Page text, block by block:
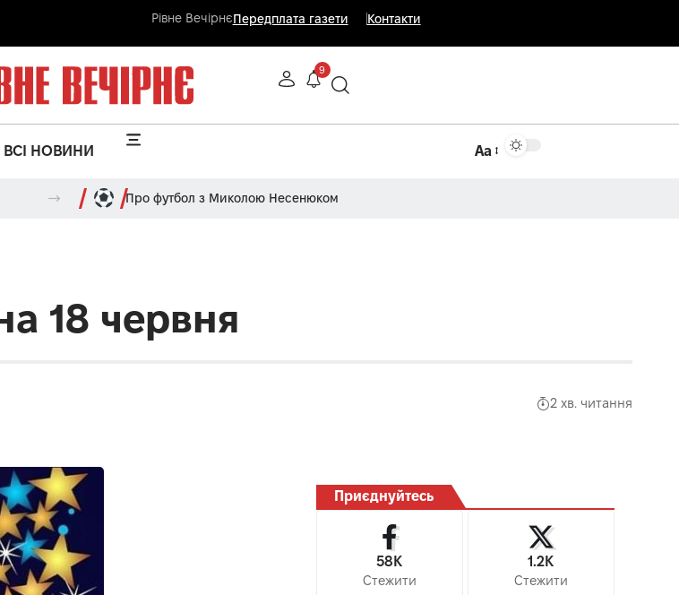
Рівне ВечірнєПередплата газети Контакти
9
ВСІ НОВИНИ Аа
Про футбол з Миколою Несенюком
18 червня
2 хв. читання
Приєднуйтесь
58K
Стежити
1.2K
Стежити